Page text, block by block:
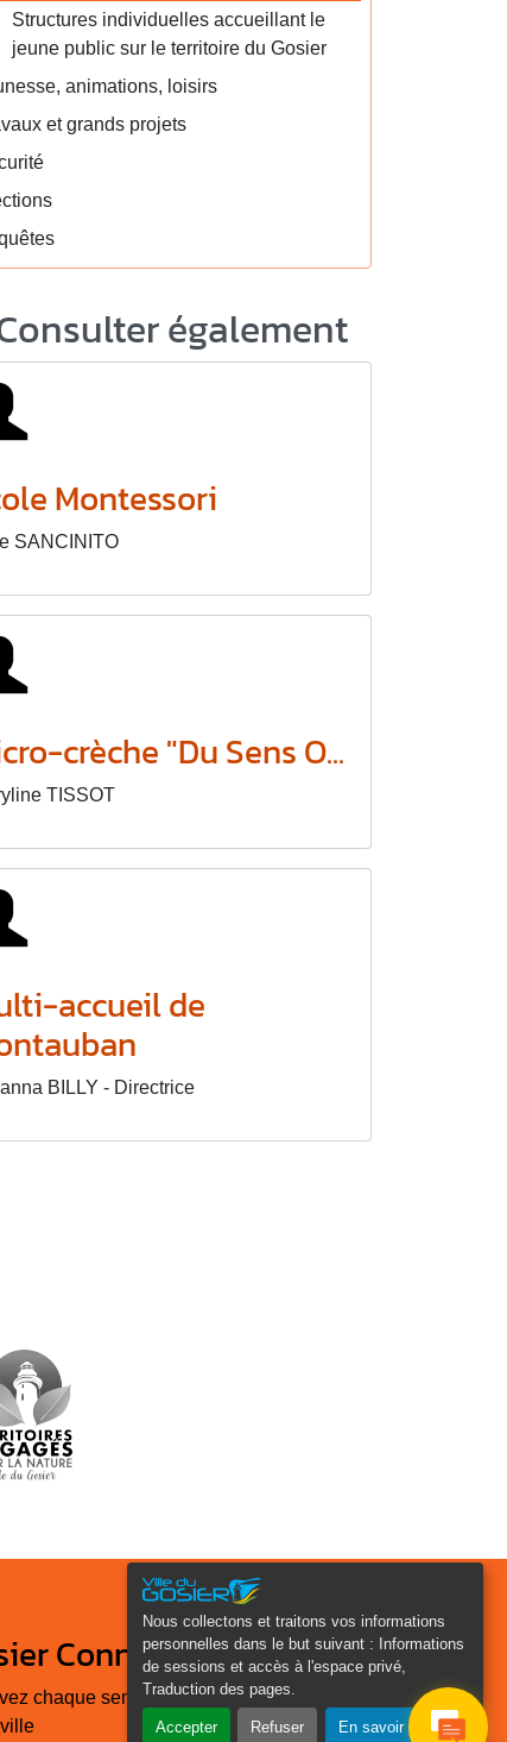
Nous collectons et traitons vos informations
personnelles dans le but suivant :
Informations
de sessions et accès à l'espace privé,
Traduction des pages
Accepter Refuser En savoir plus
Structures individuelles accueillant le
jeune public sur le territoire du Gosier
animations, loisirs
et grands projets
également
Montessori
SANCINITO
crèche "Du Sens O...
TISSOT
accueil de
BILLY - Directrice
Connecté
chaque semaine l'actualité de